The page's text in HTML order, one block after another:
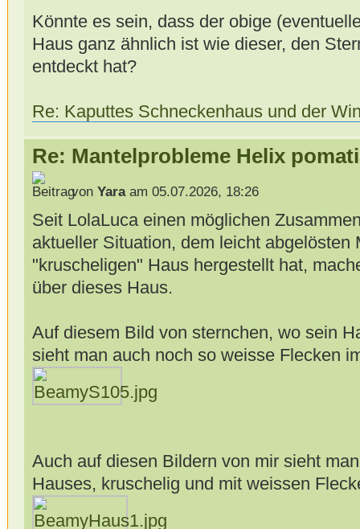
Könnte es sein, dass der obige
Haus ganz ähnlich ist wie dieser, den
entdeckt hat?
Re: Kaputtes Schneckenhaus und der
Re: Mantelprobleme Helix
von Yaraam 05.07.2026, 18:26
Seit LolaLuca einen möglichen
aktueller Situation, dem leicht abgelösten
"kruscheligen" Haus hergestellt hat,
über dieses Haus.
Auf diesem Bild von sternchen, wo sein
sieht man auch noch so weisse Flecken
Auch auf diesen Bildern von mir sieht
Hauses, kruschelig und mit weissen